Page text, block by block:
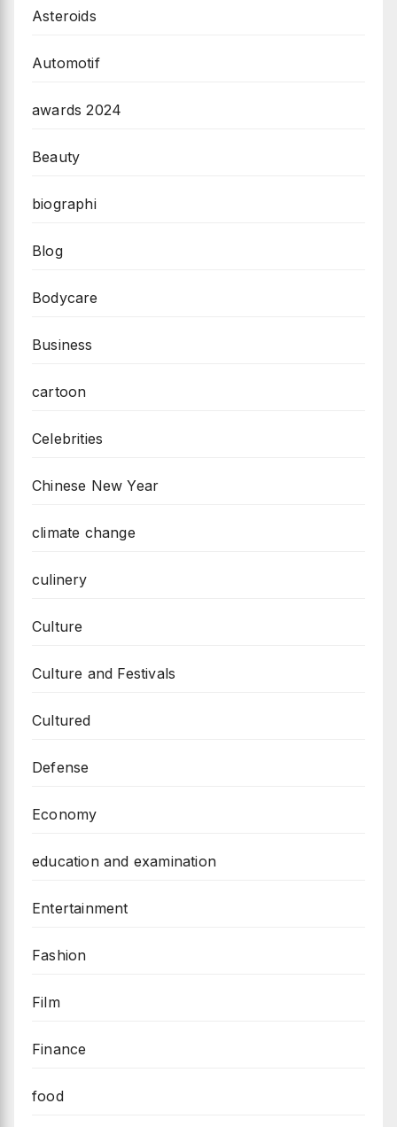
Asteroids
Automotif
awards 2024
Beauty
biographi
Blog
Bodycare
Business
cartoon
Celebrities
Chinese New Year
climate change
culinery
Culture
Culture and Festivals
Cultured
Defense
Economy
education and examination
Entertainment
Fashion
Film
Finance
food